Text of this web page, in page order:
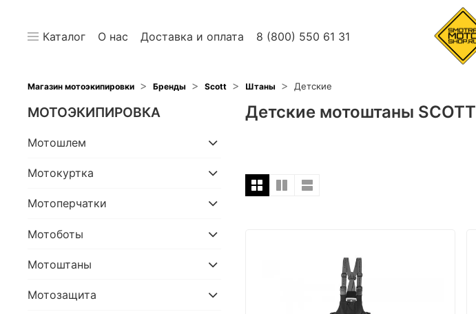
Каталог О нас Доставка и оплата 8 (800) 550 61 31
Магазин мотоэкипировки Бренды Scott Штаны Детские
Детские мотоштаны SCOTT
МОТОЭКИПИРОВКА
Мотошлем
Мотокуртка
Мотоперчатки
Мотоботы
Мотоштаны
Мотозащита